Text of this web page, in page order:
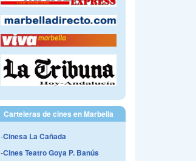
Carteleras de cines en Marbella
-Cinesa La Cañada
-Cines Teatro Goya P. Banús